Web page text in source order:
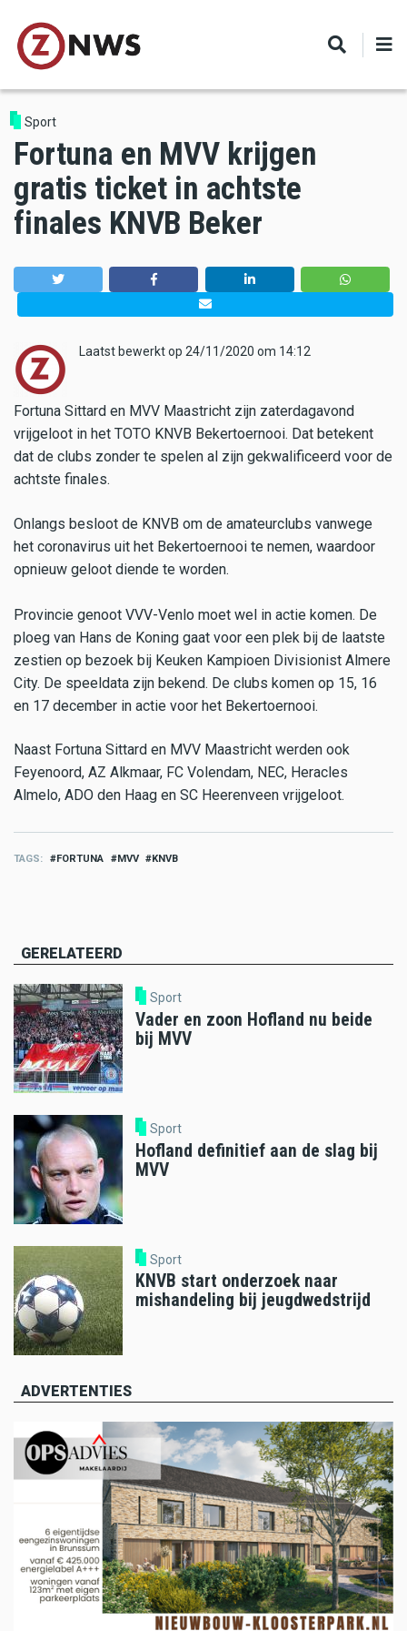
main
content
Sport
Fortuna en MVV krijgen
gratis ticket in achtste
finales KNVB Beker
Laatst bewerkt op 24/11/2020 om 14:12
Fortuna Sittard en MVV Maastricht zijn zaterdagavond
vrijgeloot in het TOTO KNVB Bekertoernooi. Dat betekent
dat de clubs zonder te spelen al zijn gekwalificeerd voor de
achtste finales.
Onlangs besloot de KNVB om de amateurclubs vanwege
het coronavirus uit het Bekertoernooi te nemen, waardoor
opnieuw geloot diende te worden.
Provincie genoot VVV-Venlo moet wel in actie komen. De
ploeg van Hans de Koning gaat voor een plek bij de laatste
zestien op bezoek bij Keuken Kampioen Divisionist Almere
City. De speeldata zijn bekend. De clubs komen op 15, 16
en 17 december in actie voor het Bekertoernooi.
Naast Fortuna Sittard en MVV Maastricht werden ook
Feyenoord, AZ Alkmaar, FC Volendam, NEC, Heracles
Almelo, ADO den Haag en SC Heerenveen vrijgeloot.
TAGS FORTUNA MVV KNVB
GERELATEERD
Sport
Vader en zoon Hofland nu beide
bij MVV
Sport
Hofland definitief aan de slag bij
MVV
Sport
KNVB start onderzoek naar
mishandeling bij jeugdwedstrijd
ADVERTENTIES